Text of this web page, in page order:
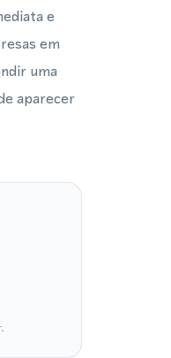
e
em
uma
aparecer